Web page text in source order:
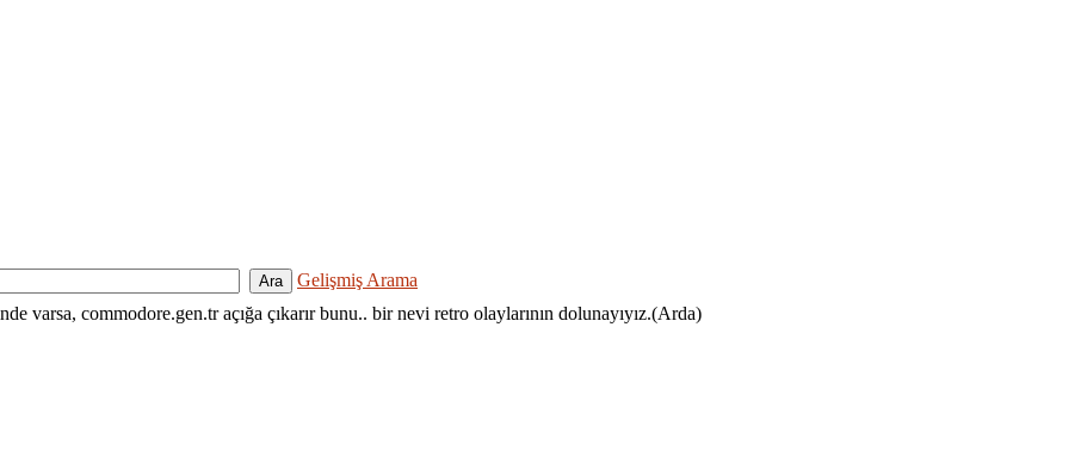
Gelişmiş Arama
varsa, commodore.gen.tr açığa çıkarır bunu.. bir nevi retro olaylarının dolunayıyız.(Arda)